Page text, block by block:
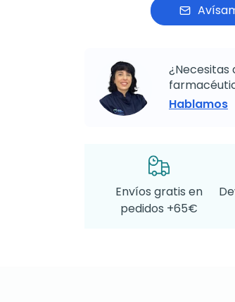
¿Necesitas
Hablamos
Envíos gratis en
pedidos +65€